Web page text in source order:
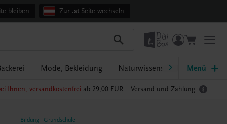
bleiben Zur .atSeite wechseln
Mode, Bekleidung Naturwissenschaften Pflege
Menü
Ihnen, versandkostenfrei ab 29,00 EUR – Versand und Zahlung
Bildung- Grundschule